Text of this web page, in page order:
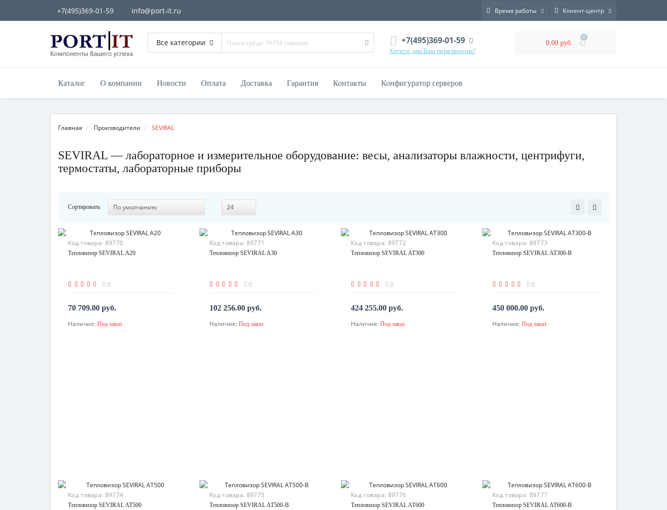
+7(495)369-01-59 info@port-it.ru Время работы Клиент-центр
Все категории +7(495)369-01-59
Хотите, мы Вам перезвоним?
0.00 руб.
0
Каталог О компании Новости Оплата Доставка Гарантия Контакты Конфигуратор серверов
Главная Производители SEVIRAL
SEVIRAL — лабораторное и измерительное оборудование: весы, анализаторы влажности, центрифуги,
термостаты, лабораторные приборы
Сортировать:
Код товара: 89770
Тепловизор SEVIRAL A20
0
70 709.00 руб.
По запросу
Наличие: Под заказ
Код товара: 89771
Тепловизор SEVIRAL A30
0
102 256.00 руб.
По запросу
Наличие: Под заказ
Код товара: 89772
Тепловизор SEVIRAL AT300
0
424 255.00 руб.
По запросу
Наличие: Под заказ
Код товара: 89773
Тепловизор SEVIRAL AT300-B
0
450 000.00 руб.
По запросу
Наличие: Под заказ
Код товара: 89774
Тепловизор SEVIRAL AT500
Код товара: 89775
Тепловизор SEVIRAL AT500-B
Код товара: 89776
Тепловизор SEVIRAL AT600
Код товара: 89777
Тепловизор SEVIRAL AT600-B